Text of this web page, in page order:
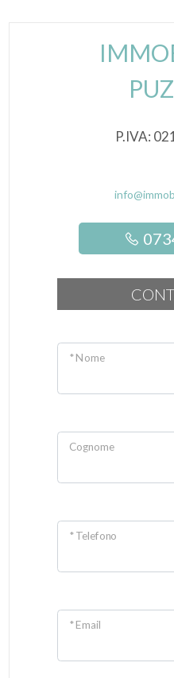
Impianto
P.IVA:
* Nome
Cognome
* Telefono
* Email